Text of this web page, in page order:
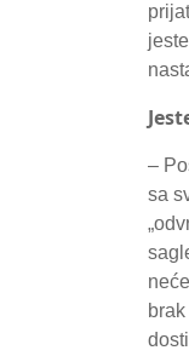
–
sa